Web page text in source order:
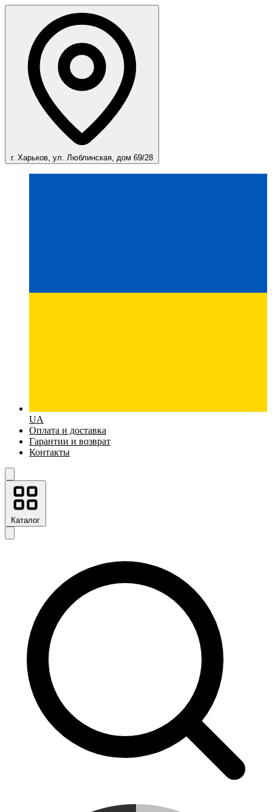
г. Харьков, ул. Люблинская, дом 69/28
UA
Оплата и доставка
Гарантии и возврат
Контакты
Каталог